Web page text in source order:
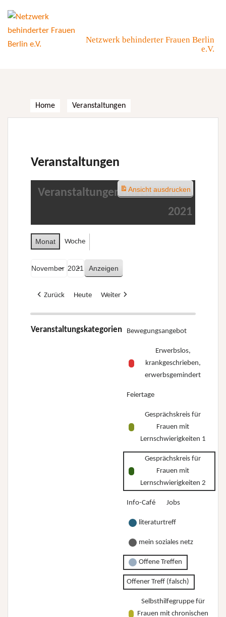
content
Netzwerk behinderter Frauen Berlin
e.V.
Home Veranstaltungen
Veranstaltungen
Veranstaltungen im November
2021
Monat Woche
Zurück Heute Weiter
Veranstaltungskategorien Bewegungsangebot
Erwerbslos,
krankgeschrieben,
erwerbsgemindert
Feiertage
Gesprächskreis für
Frauen mit
Lernschwierigkeiten 1
Gesprächskreis für
Frauen mit
Lernschwierigkeiten 2
Info-Café Jobs
literaturtreff
mein soziales netz
Offene Treffen
Offener Treff (falsch)
Selbsthilfegruppe für
Frauen mit chronischen
Ansichtausdrucken